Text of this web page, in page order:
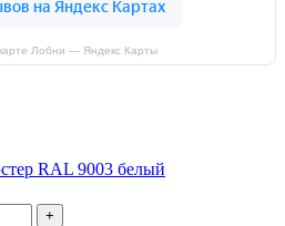
Лобни — Яндекс Карты
RAL 9003 белый
+